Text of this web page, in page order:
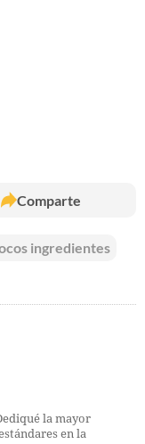
Comparte
ingredientes
la mayor
en la